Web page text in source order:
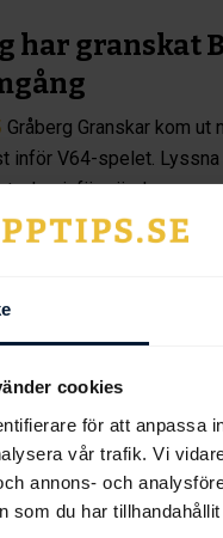
cookies
för att anpassa
vår trafik. Vi
annons- och
som du har
har granskat
Gråberg Granskar kom ut
inför V64-spelet. Lyssna
tankar inför söndagens
Inför onsdagens tävlingar
med flertalet tränare.
loppen